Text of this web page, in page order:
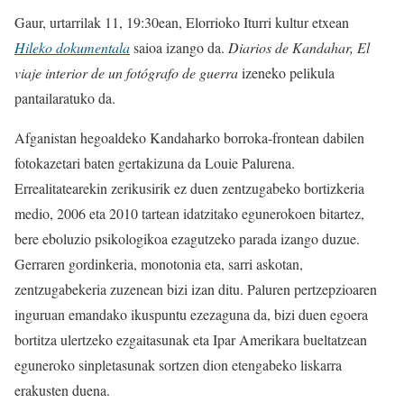
Gaur, urtarrilak 11, 19:30ean, Elorrioko Iturri kultur etxean
Hileko dokumentalasaioa izango da. Diarios de Kandahar, El
viaje interior de un fotógrafo de guerraizeneko pelikula
pantailaratuko da.
Afganistan hegoaldeko Kandaharko borroka-frontean dabilen
fotokazetari baten gertakizuna da Louie Palurena.
Errealitatearekin zerikusirik ez duen zentzugabeko bortizkeria
medio, 2006 eta 2010 tartean idatzitako egunerokoen bitartez,
bere eboluzio psikologikoa ezagutzeko parada izango duzue.
Gerraren gordinkeria, monotonia eta, sarri askotan,
zentzugabekeria zuzenean bizi izan ditu. Paluren pertzepzioaren
inguruan emandako ikuspuntu ezezaguna da, bizi duen egoera
bortitza ulertzeko ezgaitasunak eta Ipar Amerikara bueltatzean
eguneroko sinpletasunak sortzen dion etengabeko liskarra
erakusten duena.